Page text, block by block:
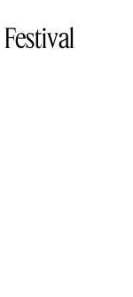
Festival